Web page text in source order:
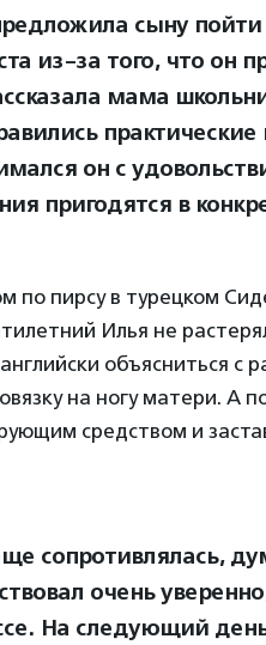
сыну пойти
из-за того, что он
мама
он с
пригодятся в
по пирсу в турецком
Илья не
объясниться с
на ногу матери. А
средством и
сопротивлялась,
очень
На следующий